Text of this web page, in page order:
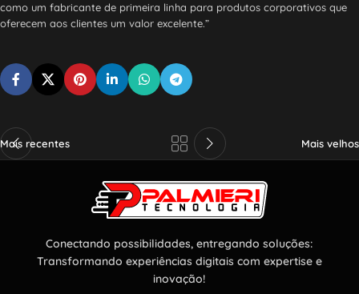
como um fabricante de primeira linha para produtos corporativos que
oferecem aos clientes um valor excelente.”
Mais recentes Mais velhos
Conectando possibilidades, entregando soluções:
Transformando experiências digitais com expertise e
inovação!